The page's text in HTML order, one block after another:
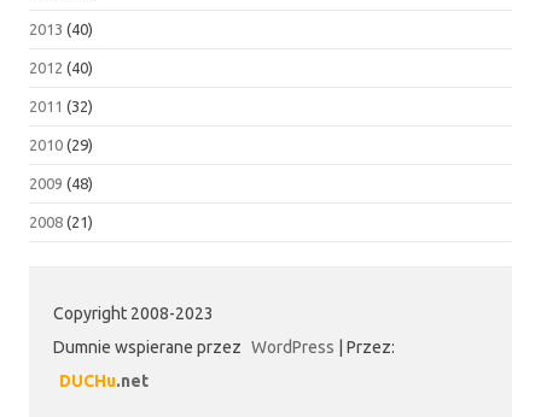
2013 (40)
2012 (40)
2011 (32)
2010 (29)
2009 (48)
2008 (21)
Copyright 2008-2023
Dumnie wspierane przez WordPress
Przez:
DUCHu.net